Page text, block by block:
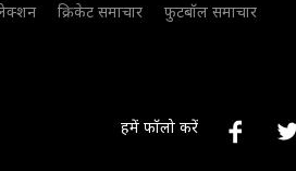
क्रिकेट समाचार
फुटबॉल समाचार
हमें फॉलो करें